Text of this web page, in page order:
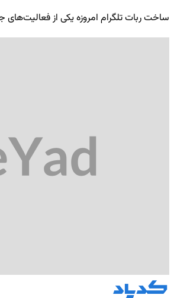
ساخت ربات تلگرام امروزه یکی از فعالیت‌های